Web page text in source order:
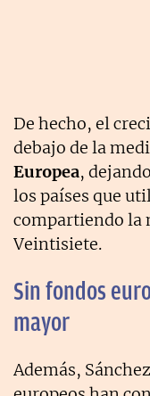
De hecho, el
debajo de la
Europea,
los países que
compartiendo la
Veintisiete.
Sin fondos
mayor
Además,